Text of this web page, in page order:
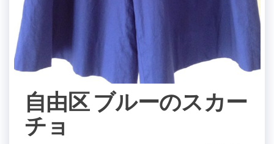
自由区 ブルーのスカー
チョ